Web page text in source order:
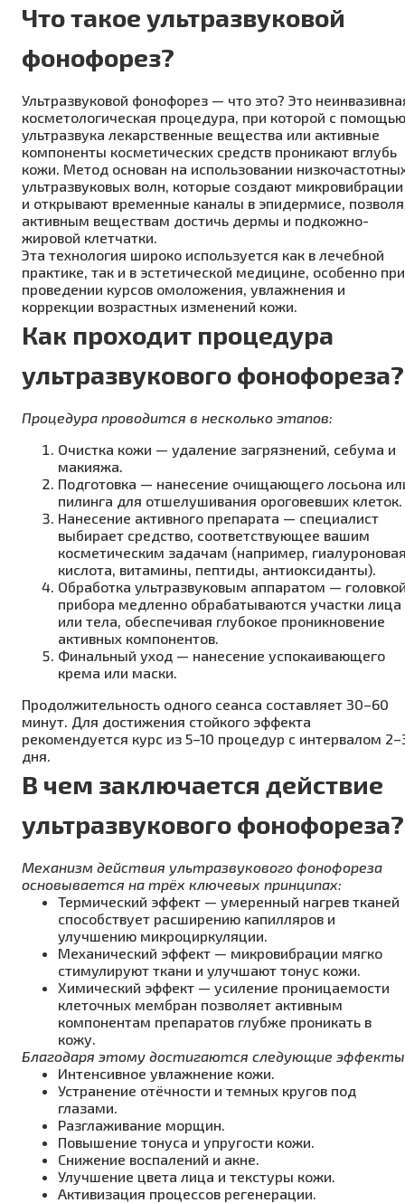
Что такое ультразвуковой
фонофорез?
Ультразвуковой фонофорез — что это? Это
косметологическая процедура, при которой с помощью
ультразвука лекарственные вещества или активные
компоненты косметических средств проникают вглубь
кожи. Метод основан на использовании
ультразвуковых волн, которые создают микровибрации
и открывают временные каналы в эпидермисе,
активным веществам достичь дермы и подкожно-
жировой клетчатки.
Эта технология широко используется как в лечебной
практике, так и в эстетической медицине, особенно при
проведении курсов омоложения, увлажнения и
коррекции возрастных изменений кожи.
Как проходит процедура
ультразвукового фонофореза?
Процедура проводится в несколько этапов:
Очистка кожи — удаление загрязнений, себума и
макияжа.
Подготовка — нанесение очищающего лосьона
пилинга для отшелушивания ороговевших клеток.
Нанесение активного препарата — специалист
выбирает средство, соответствующее вашим
косметическим задачам (например,
кислота, витамины, пептиды, антиоксиданты).
Обработка ультразвуковым аппаратом —
прибора медленно обрабатываются участки лица
или тела, обеспечивая глубокое проникновение
активных компонентов.
Финальный уход — нанесение успокаивающего
крема или маски.
Продолжительность одного сеанса составляет 30–60
минут. Для достижения стойкого эффекта
рекомендуется курс из 5–10 процедур с интервалом
дня.
В чем заключается действие
ультразвукового фонофореза?
Механизм действия ультразвукового фонофореза
основывается на трёх ключевых принципах:
Термический эффект — умеренный нагрев тканей
способствует расширению капилляров и
улучшению микроциркуляции.
Механический эффект — микровибрации мягко
стимулируют ткани и улучшают тонус кожи.
Химический эффект — усиление проницаемости
клеточных мембран позволяет активным
компонентам препаратов глубже проникать в
кожу.
Благодаря этому достигаются следующие
Интенсивное увлажнение кожи.
Устранение отёчности и темных кругов под
глазами.
Разглаживание морщин.
Повышение тонуса и упругости кожи.
Снижение воспалений и акне.
Улучшение цвета лица и текстуры кожи.
Активизация процессов регенерации.